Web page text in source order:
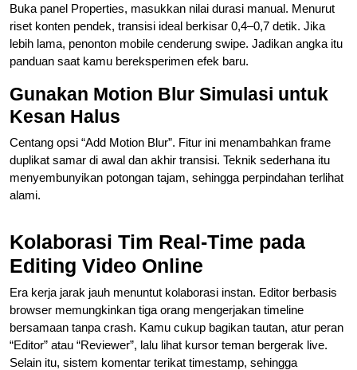
Buka panel Properties, masukkan nilai durasi manual. Menurut
riset konten pendek, transisi ideal berkisar 0,4–0,7 detik. Jika
lebih lama, penonton mobile cenderung swipe. Jadikan angka itu
panduan saat kamu bereksperimen efek baru.
Gunakan Motion Blur Simulasi untuk
Kesan Halus
Centang opsi “Add Motion Blur”. Fitur ini menambahkan frame
duplikat samar di awal dan akhir transisi. Teknik sederhana itu
menyembunyikan potongan tajam, sehingga perpindahan terlihat
alami.
Kolaborasi Tim Real-Time pada
Editing Video Online
Era kerja jarak jauh menuntut kolaborasi instan. Editor berbasis
browser memungkinkan tiga orang mengerjakan timeline
bersamaan tanpa crash. Kamu cukup bagikan tautan, atur peran
“Editor” atau “Reviewer”, lalu lihat kursor teman bergerak live.
Selain itu, sistem komentar terikat timestamp, sehingga